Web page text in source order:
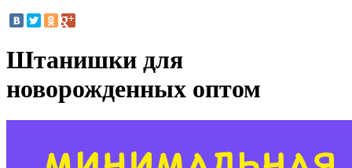
Штанишки для
новорожденных оптом